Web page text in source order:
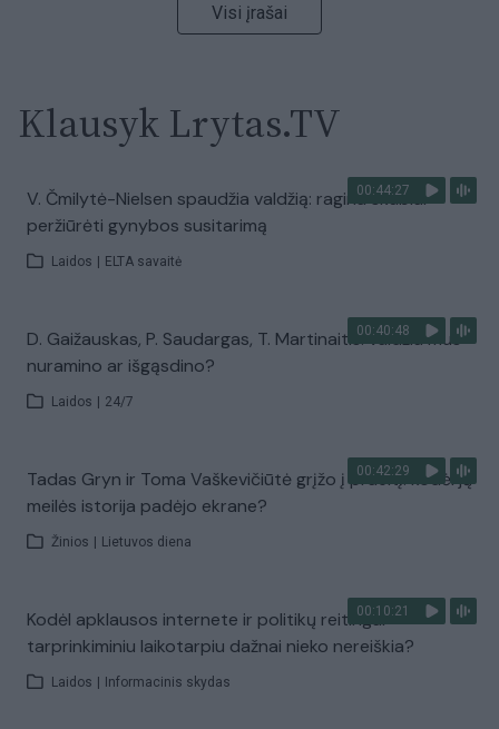
Visi įrašai
Klausyk Lrytas.TV
00:44:27
V. Čmilytė-Nielsen spaudžia valdžią: ragina skubiai
peržiūrėti gynybos susitarimą
Laidos ELTA savaitė
00:40:48
D. Gaižauskas, P. Saudargas, T. Martinaitis: valdžia mus
nuramino ar išgąsdino?
Laidos 24/7
00:42:29
Tadas Gryn ir Toma Vaškevičiūtė grįžo į praeitį: kodėl jų
meilės istorija padėjo ekrane?
Žinios Lietuvos diena
00:10:21
Kodėl apklausos internete ir politikų reitingai
tarprinkiminiu laikotarpiu dažnai nieko nereiškia?
Laidos Informacinis skydas